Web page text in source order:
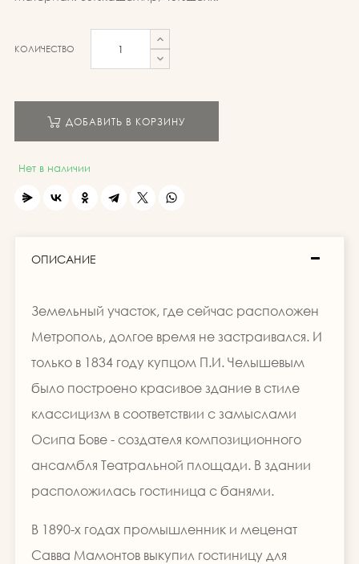
КОЛИЧЕСТВО
ДОБАВИТЬ В КОРЗИНУ
Нет в наличии
ОПИСАНИЕ
Земельный участок, где сейчас расположен
Метрополь, долгое время не застраивался. И
только в 1834 году купцом П.И. Челышевым
было построено красивое здание в стиле
классицизм в соответствии с замыслами
Осипа Бове - создателя композиционного
ансамбля Театральной площади. В здании
расположилась гостиница с банями.
В 1890-х годах промышленник и меценат
Савва Мамонтов выкупил гостиницу для